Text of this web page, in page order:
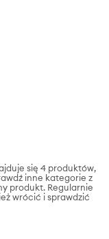
się 4 produktów,
inne kategorie z
produkt. Regularnie
wrócić i sprawdzić